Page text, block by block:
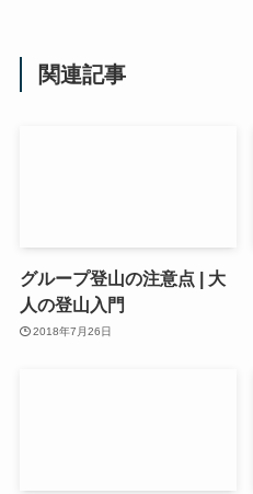
関連記事
グループ登山の注意点 | 大
人の登山入門
2018年7月26日